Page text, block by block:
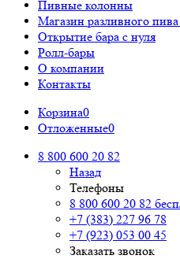
Пивные колонны
Магазин разливного
Открытие бара с нуля
Ролл-бары
О компании
Контакты
Корзина0
Отложенные0
8 800 600 20 82
Назад
Телефоны
8 800 600 20 82
+7 (383) 227 96 78
+7 (923) 053 00 45
Заказать звонок